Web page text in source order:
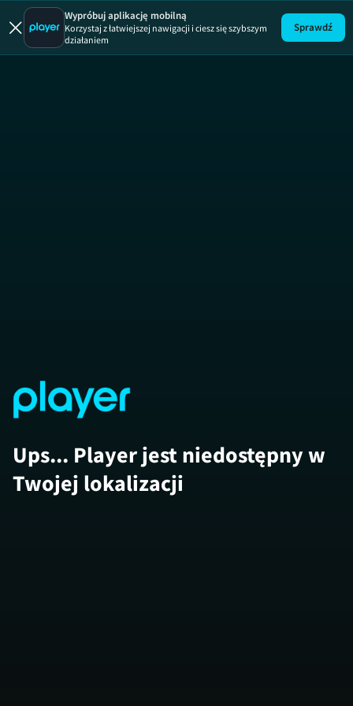
Wypróbuj aplikację mobilną
Korzystaj z łatwiejszej nawigacji i ciesz się szybszym
działaniem
Sprawdź
Ups... Player jest niedostępny w
Twojej lokalizacji